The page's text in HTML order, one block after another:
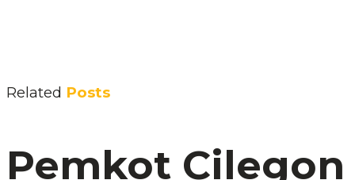
Related Posts
Pemkot Cilegon